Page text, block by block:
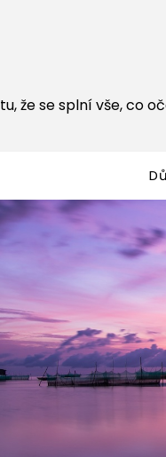
že se splní vše, co